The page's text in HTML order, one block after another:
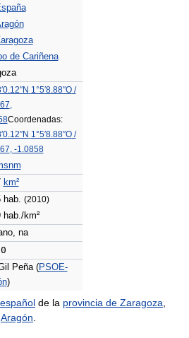
de Cariñena
1°5′8.88″O/
,
Coordenadas:
1°5′8.88″O/
, -1.0858
km²
hab. (2010)
hab./km²
na
Peña (PSOE-
)
español de la provincia de Zaragoza
Aragón